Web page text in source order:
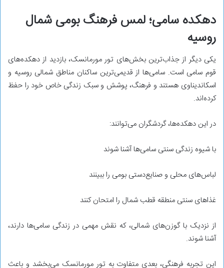
دهکده سامی؛ لمس فرهنگ بومی شمال
روسیه
یکی دیگر از جذاب‌ترین بخش‌های تور مورمانسک، بازدید از دهکده‌های
قوم سامی است. سامی‌ها از قدیمی‌ترین ساکنان مناطق شمالی روسیه و
اسکاندیناوی هستند و فرهنگ، پوشش و سبک زندگی خاص خود را حفظ
کرده‌اند.
در این دهکده‌ها، گردشگران می‌توانند:
با شیوه زندگی سنتی سامی‌ها آشنا شوند
لباس‌های محلی و صنایع‌دستی بومی را ببینند
غذاهای سنتی منطقه قطب شمال را امتحان کنند
از نزدیک با گوزن‌های شمالی، که نقش مهمی در زندگی سامی‌ها دارند،
آشنا شوند.
این تجربه فرهنگی، بعدی متفاوت به تور مورمانسک می‌بخشد و باعث